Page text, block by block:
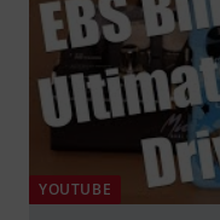
YOUTUBE